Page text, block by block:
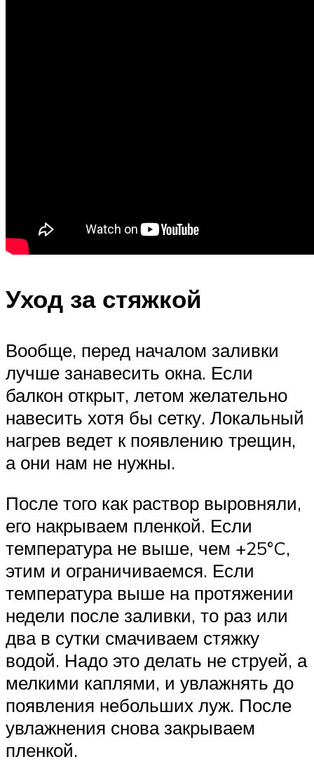
Уход за стяжкой
Вообще, перед началом заливки
лучше занавесить окна. Если
балкон открыт, летом желательно
навесить хотя бы сетку. Локальный
нагрев ведет к появлению трещин,
а они нам не нужны.
После того как раствор выровняли,
его накрываем пленкой. Если
температура не выше, чем +25°C,
этим и ограничиваемся. Если
температура выше на протяжении
недели после заливки, то раз или
два в сутки смачиваем стяжку
водой. Надо это делать не струей, а
мелкими каплями, и увлажнять до
появления небольших луж. После
увлажнения снова закрываем
пленкой.